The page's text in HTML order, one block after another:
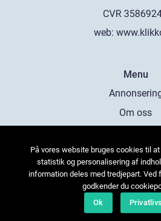
web:
Menu
Om oss
Kontakta
Sitemap
På vores website bruges cookies til
statistik og personalisering af
information deles med tredjepart.
godkender du
Ok